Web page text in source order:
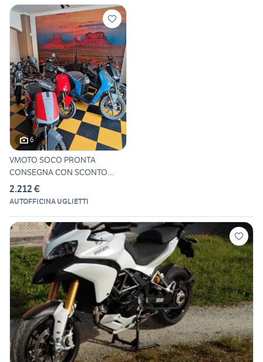
6
VMOTO SOCO PRONTA
CONSEGNA CON SCONTO
ECOBONUS 40%
2.212 €
AUTOFFICINA UGLIETTI